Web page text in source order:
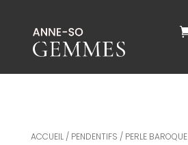
ACCUEIL/ PENDENTIFS / PERLE BAROQUE